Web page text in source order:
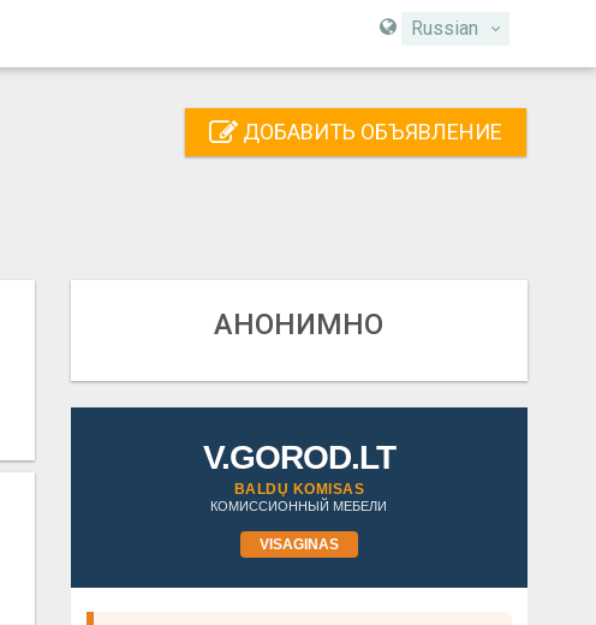
Russian
ДОБАВИТЬ ОБЪЯВЛЕНИЕ
АНОНИМНО
V.GOROD.LT
BALDŲ KOMISAS
КОМИССИОННЫЙ МЕБЕЛИ
VISAGINAS